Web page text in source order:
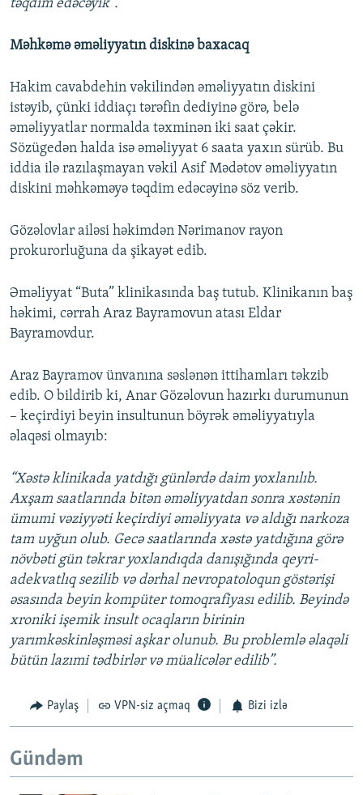
təqdim edəcəyik”.
Məhkəmə əməliyyatın diskinə baxacaq
Hakim cavabdehin vəkilindən əməliyyatın diskini
istəyib, çünki iddiaçı tərəfin dediyinə görə, belə
əməliyyatlar normalda təxminən iki saat çəkir.
Sözügedən halda isə əməliyyat 6 saata yaxın sürüb. Bu
iddia ilə razılaşmayan vəkil Asif Mədətov əməliyyatın
diskini məhkəməyə təqdim edəcəyinə söz verib.
Gözəlovlar ailəsi həkimdən Nərimanov rayon
prokurorluğuna da şikayət edib.
Əməliyyat “Buta” klinikasında baş tutub. Klinikanın baş
həkimi, cərrah Araz Bayramovun atası Eldar
Bayramovdur.
Araz Bayramov ünvanına səslənən ittihamları təkzib
edib. O bildirib ki, Anar Gözəlovun hazırkı durumunun
– keçirdiyi beyin insultunun böyrək əməliyyatıyla
əlaqəsi olmayıb:
“Xəstə klinikada yatdığı günlərdə daim yoxlanılıb.
Axşam saatlarında bitən əməliyyatdan sonra xəstənin
ümumi vəziyyəti keçirdiyi əməliyyata və aldığı narkoza
tam uyğun olub. Gecə saatlarında xəstə yatdığına görə
növbəti gün təkrar yoxlandıqda danışığında qeyri-
adekvatlıq sezilib və dərhal nevropatoloqun göstərişi
əsasında beyin kompüter tomoqrafiyası edilib. Beyində
xroniki işemik insult ocaqların birinin
yarımkəskinləşməsi aşkar olunub. Bu problemlə əlaqəli
bütün lazımi tədbirlər və müalicələr edilib”.
Paylaş VPN-siz açmaq Bizi izlə
Gündəm